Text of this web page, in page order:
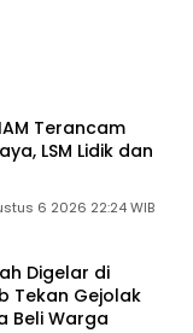
Terancam
LSM Lidik dan
6 2026 22:24 WIB
Digelar di
Tekan Gejolak
Beli Warga